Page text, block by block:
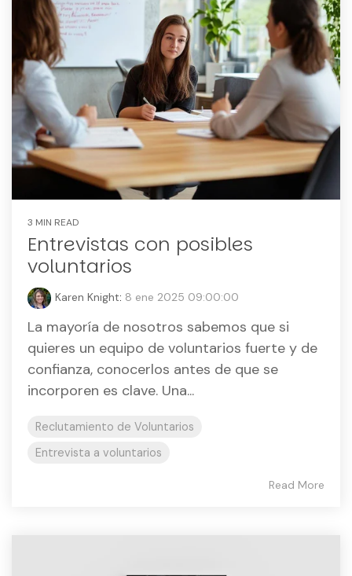
3 MIN READ
Entrevistas con posibles
voluntarios
Karen Knight: 8 ene 2025 09:00:00
La mayoría de nosotros sabemos que si
quieres un equipo de voluntarios fuerte y de
confianza, conocerlos antes de que se
incorporen es clave. Una...
Reclutamiento de Voluntarios
Entrevista a voluntarios
Read More